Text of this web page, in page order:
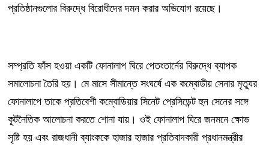
প্রতিষ্ঠানগুলোর বিরুদ্ধে বিরোধীদের দমন করার অভিযোগ রয়েছে।
সম্প্রতি ফাঁস হওয়া একটি ফোনালাপ ঘিরে পেতংতার্নের বিরুদ্ধে ব্যাপক
সমালোচনা তৈরি হয়। মে মাসে সীমান্তে সংঘর্ষে এক কম্বোডীয় সেনার মৃত্যুর
ফোনালাপে তাকে প্রতিবেশী কম্বোডিয়ার সিনেট প্রেসিডেন্ট হুন সেনের সঙ্গে
কূটনৈতিক আলোচনা করতে শোনা যায়। ওই ফোনালাপ ঘিরে জনমনে ক্ষোভ
সৃষ্টি হয় এবং রাজধানী ব্যাংককে হাজার হাজার প্রতিবাদকারী প্রধানমন্ত্রীর